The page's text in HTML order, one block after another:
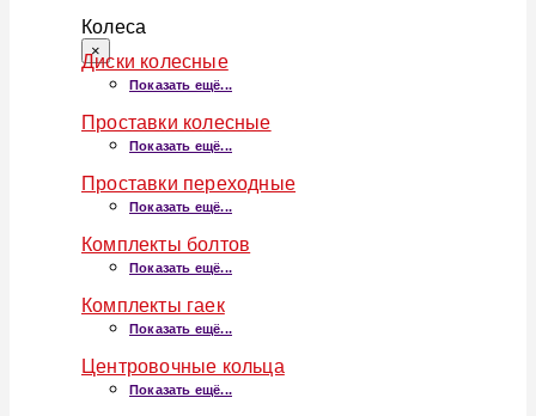
Колеса
×
Диски колесные
Показать ещё...
Проставки колесные
Показать ещё...
Проставки переходные
Показать ещё...
Комплекты болтов
Показать ещё...
Комплекты гаек
Показать ещё...
Центровочные кольца
Показать ещё...